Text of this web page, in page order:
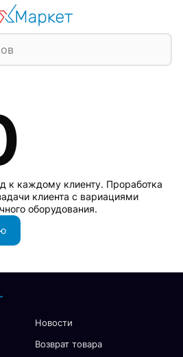
к каждому клиенту. Проработка
клиента с вариациями
оборудования.
Новости
Возврат товара